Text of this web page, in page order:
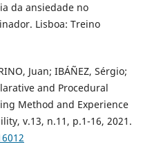
da ansiedade no
Lisboa: Treino
Juan; IBÁÑEZ, Sérgio;
and Procedural
Method and Experience
v.13, n.11, p.1-16, 2021.